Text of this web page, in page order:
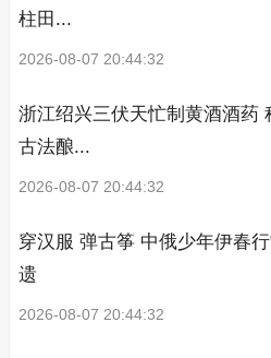
柱田...
2026-08-07 20:44:32
浙江绍兴三伏天忙制黄酒酒药
古法酿...
2026-08-07 20:44:32
穿汉服 弹古筝 中俄少年伊春行
遗
2026-08-07 20:44:32